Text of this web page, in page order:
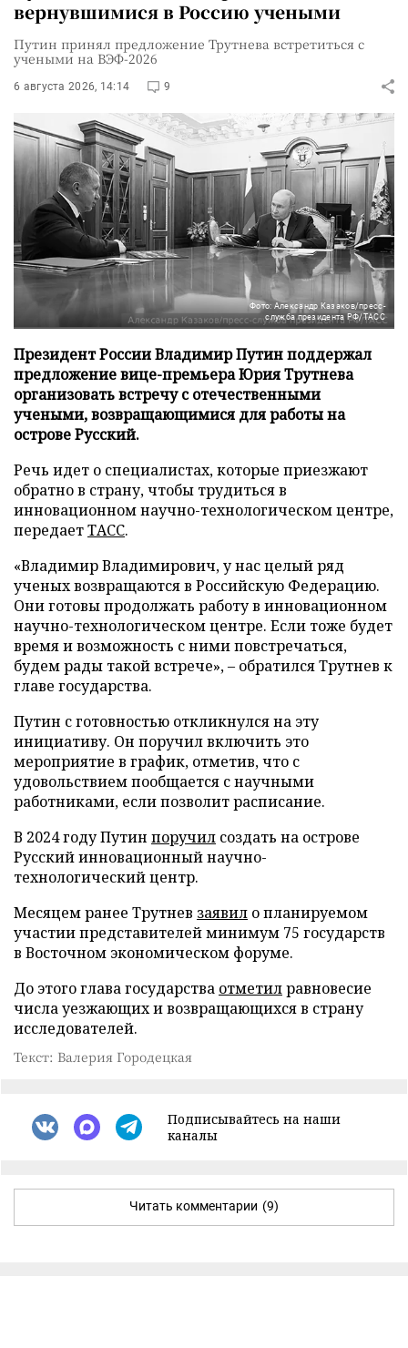
вернувшимися в Россию учеными
Путин принял предложение Трутнева встретиться с
учеными на ВЭФ-2026
6 августа 2026, 14:14 9
Фото: Александр Казаков/пресс-
служба президента РФ/ТАСС
Президент России Владимир Путин поддержал
предложение вице-премьера Юрия Трутнева
организовать встречу с отечественными
учеными, возвращающимися для работы на
острове Русский.
Речь идет о специалистах, которые приезжают
обратно в страну, чтобы трудиться в
инновационном научно-технологическом центре,
передаетТАСС.
«Владимир Владимирович, у нас целый ряд
ученых возвращаются в Российскую Федерацию.
Они готовы продолжать работу в инновационном
научно-технологическом центре. Если тоже будет
время и возможность с ними повстречаться,
будем рады такой встрече», – обратился Трутнев к
главе государства.
Путин с готовностью откликнулся на эту
инициативу. Он поручил включить это
мероприятие в график, отметив, что с
удовольствием пообщается с научными
работниками, если позволит расписание.
В 2024 году Путин поручил создать на острове
Русский инновационный научно-
технологический центр.
Месяцем ранее Трутнев заявил о планируемом
участии представителей минимум 75 государств
в Восточном экономическом форуме.
До этого глава государства отметилравновесие
числа уезжающих и возвращающихся в страну
исследователей.
Текст: Валерия Городецкая
Подписывайтесь на наши
каналы
Читать комментарии (9)